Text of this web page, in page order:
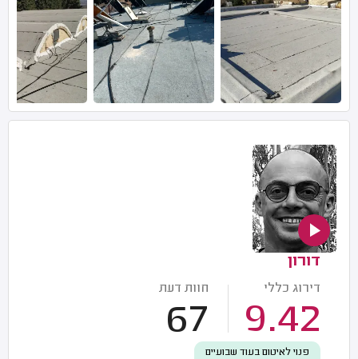
דורון
דירוג כללי
9.42
חוות דעת
67
פנוי לאיטום בעוד שבועיים